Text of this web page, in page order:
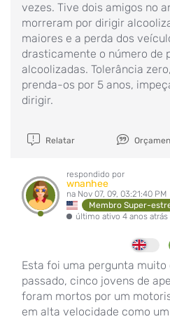
vezes. Tive dois amigos no
morreram por dirigir
maiores e a perda dos
drasticamente o número de
alcoolizadas. Tolerância
prenda-os por 5 anos,
dirigir.
Relatar
respondido por
wnanhee
na Nov 07, 09, 03:21:40 PM
Membro Super-
último ativo 4 anos atrás
Esta foi uma pergunta
passado, cinco jovens de
foram mortos por um
em alta velocidade como